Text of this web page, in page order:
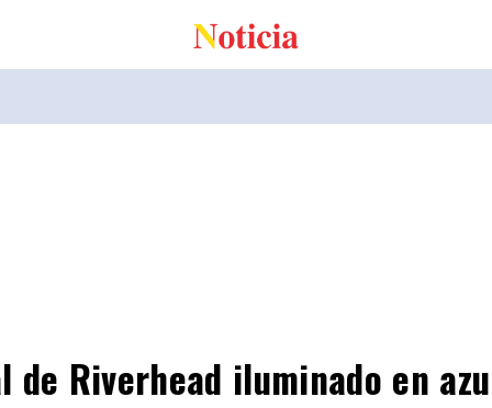
de Riverhead iluminado en